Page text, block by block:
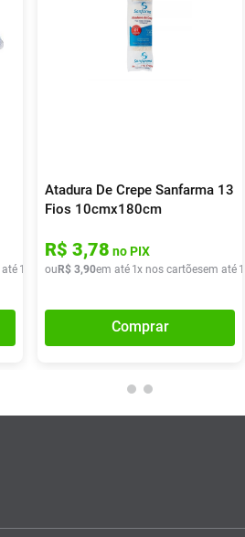
1 R$ 3, 90
Atadura De Crepe Sanfarma 13
Fios 10cmx180cm
R$ 3,78 no PIX
ou R$ 3,90em até 1x nos cartõesem até 1
Comprar